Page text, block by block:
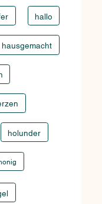
hallo
hausgemacht
holunder